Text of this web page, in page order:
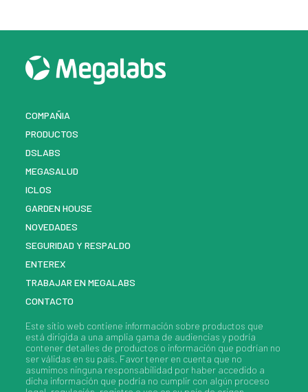
COMPAÑIA
PRODUCTOS
DSLABS
MEGASALUD
ICLOS
GARDEN HOUSE
NOVEDADES
SEGURIDAD Y RESPALDO
ENTEREX
TRABAJAR EN MEGALABS
CONTACTO
Este sitio web contiene información sobre productos que
está dirigida a una amplia gama de audiencias y podría
contener detalles de productos o información que podrían no
ser válidas en su país. Favor tener en cuenta que no
asumimos ninguna responsabilidad por haber accedido a
dicha información que podría no cumplir con algún proceso